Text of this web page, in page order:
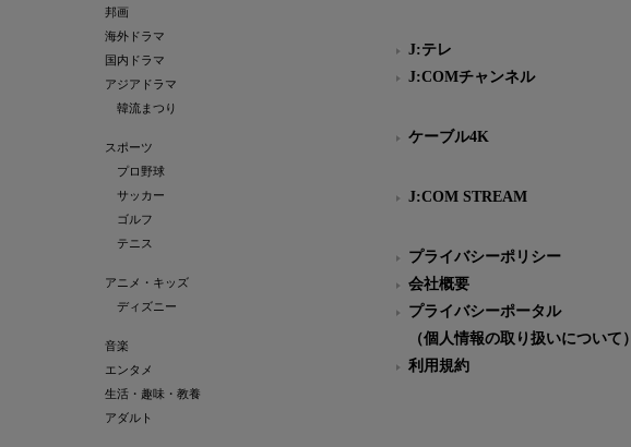
邦画
海外ドラマ
国内ドラマ
アジアドラマ
韓流まつり
スポーツ
プロ野球
サッカー
ゴルフ
テニス
アニメ・キッズ
ディズニー
音楽
エンタメ
生活・趣味・教養
アダルト
J:テレ
J:COMチャンネル
ケーブル4K
J:COM STREAM
プライバシーポリシー
会社概要
プライバシーポータル
（個人情報の取り扱いについて）
利用規約